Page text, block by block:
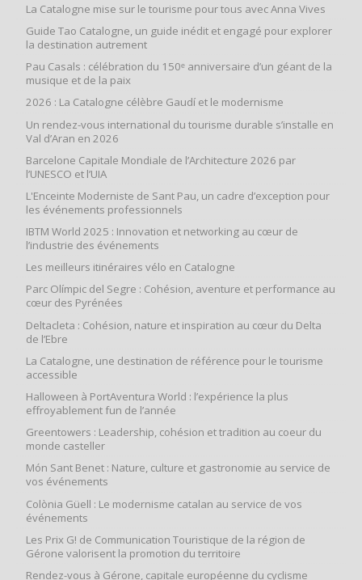
La Catalogne mise sur le tourisme pour tous avec Anna Vives
Guide Tao Catalogne, un guide inédit et engagé pour explorer
la destination autrement
Pau Casals : célébration du 150ᵉ anniversaire d’un géant de la
musique et de la paix
2026 : La Catalogne célèbre Gaudí et le modernisme
Un rendez-vous international du tourisme durable s’installe en
Val d’Aran en 2026
Barcelone Capitale Mondiale de l’Architecture 2026 par
l’UNESCO et l’UIA
L'Enceinte Moderniste de Sant Pau, un cadre d’exception pour
les événements professionnels
IBTM World 2025 : Innovation et networking au cœur de
l’industrie des événements
Les meilleurs itinéraires vélo en Catalogne
Parc Olímpic del Segre : Cohésion, aventure et performance au
cœur des Pyrénées
Deltacleta : Cohésion, nature et inspiration au cœur du Delta
de l’Ebre
La Catalogne, une destination de référence pour le tourisme
accessible
Halloween à PortAventura World : l’expérience la plus
effroyablement fun de l’année
Greentowers : Leadership, cohésion et tradition au coeur du
monde casteller
Món Sant Benet : Nature, culture et gastronomie au service de
vos événements
Colònia Güell : Le modernisme catalan au service de vos
événements
Les Prix G! de Communication Touristique de la région de
Gérone valorisent la promotion du territoire
Rendez-vous à Gérone, capitale européenne du cyclisme